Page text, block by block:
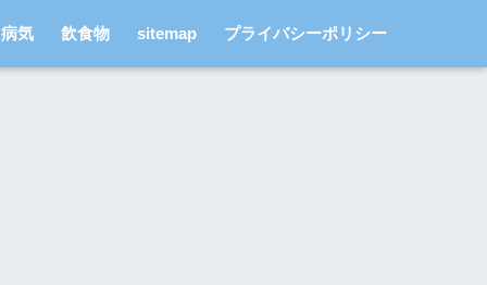
病気 飲食物 sitemap プライバシーポリシー